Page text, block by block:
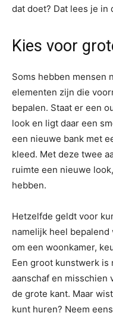
dat doet? Dat lees je in
Kies voor
Soms hebben mensen
elementen zijn die
bepalen. Staat er een
look en ligt daar een
een nieuwe bank met
kleed. Met deze twee
ruimte een nieuwe
hebben.
Hetzelfde geldt voor
namelijk heel
om een woonkamer,
Een groot kunstwerk is
aanschaf en misschien
de grote kant. Maar
kunt huren? Neem